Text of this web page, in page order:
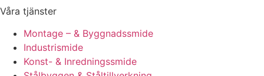
Våra tjänster
Montage – & Byggnadssmide
Industrismide
Konst- & Inredningssmide